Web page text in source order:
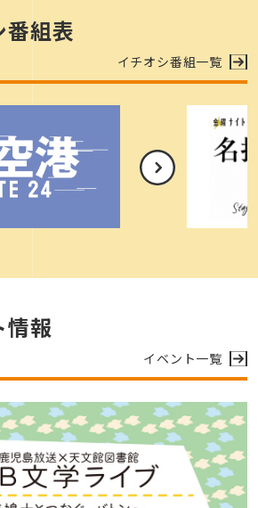
Ｆ！ＫＡＧＯＳＨＩＭＡ特別編「推し
テッド」
レスリング
散歩
ージング
場合もありますので、ご了承ください。
番組表
イチオシ番組一覧
情報
イベント一覧